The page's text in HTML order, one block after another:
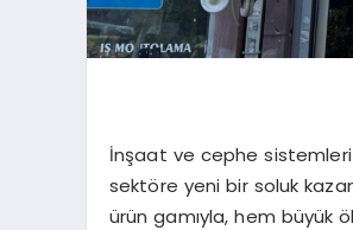
İnşaat ve cephe
sektöre yeni bir soluk
ürün gamıyla, hem büyük